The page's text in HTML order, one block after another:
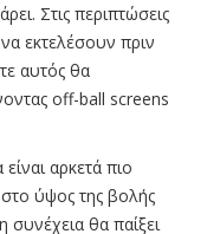
Στις περιπτώσεις
εκτελέσουν πριν
αυτός θα
off-ball screens
αρκετά πιο
ύψος της βολής
συνέχεια θα παίξει